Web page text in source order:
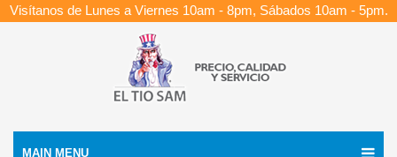
Visítanos de Lunes a Viernes 10am - 8pm, Sábados 10am - 5pm.
MAIN MENU